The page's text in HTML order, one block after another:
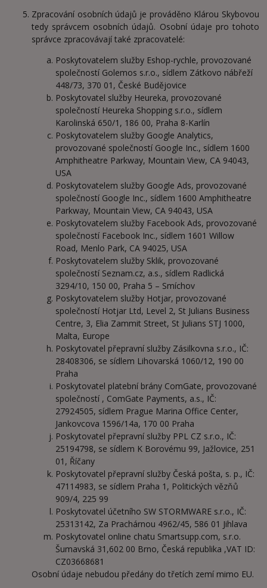
Zpracování osobních údajů je prováděno Klárou Skybovou
tedy správcem osobních údajů. Osobní údaje pro tohoto
správce zpracovávají také zpracovatelé:
Poskytovatelem služby Eshop-rychle, provozované
společností Golemos s.r.o., sídlem Zátkovo nábřeží
448/73, 370 01, České Budějovice
Poskytovatel služby Heureka, provozované
společností Heureka Shopping s.r.o., sídlem
Karolinská 650/1, 186 00, Praha 8-Karlín
Poskytovatelem služby Google Analytics,
provozované společností Google Inc., sídlem 1600
Amphitheatre Parkway, Mountain View, CA 94043,
USA
Poskytovatelem služby Google Ads, provozované
společností Google Inc., sídlem 1600 Amphitheatre
Parkway, Mountain View, CA 94043, USA
Poskytovatelem služby Facebook Ads, provozované
společností Facebook Inc., sídlem 1601 Willow
Road, Menlo Park, CA 94025, USA
Poskytovatelem služby Sklik, provozované
společností Seznam.cz, a.s., sídlem Radlická
3294/10, 150 00, Praha 5 – Smíchov
Poskytovatelem služby Hotjar, provozované
společností Hotjar Ltd, Level 2, St Julians Business
Centre, 3, Elia Zammit Street, St Julians STJ 1000,
Malta, Europe
Poskytovatel přepravní služby Zásilkovna s.r.o., IČ:
28408306, se sídlem Lihovarská 1060/12, 190 00
Praha
Poskytovatel platební brány ComGate, provozované
společností , ComGate Payments, a.s., IČ:
27924505, sídlem Prague Marina Office Center,
Jankovcova 1596/14a, 170 00 Praha
Poskytovatel přepravní služby PPL CZ s.r.o., IČ:
25194798, se sídlem K Borovému 99, Jažlovice, 251
01, Říčany
Poskytovatel přepravní služby Česká pošta, s. p., IČ:
47114983, se sídlem Praha 1, Politických vězňů
909/4, 225 99
Poskytovatel účetního SW STORMWARE s.r.o., IČ:
25313142, Za Prachárnou 4962/45, 586 01 Jihlava
Poskytovatel online chatu Smartsupp.com, s.r.o.
Šumavská 31,602 00 Brno, Česká republika ,VAT ID:
CZ03668681
Osobní údaje nebudou předány do třetích zemí mimo EU.